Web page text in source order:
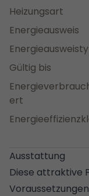
Heizungsart
Energieausweis
Gültig bis
ert
Ausstattung
Diese attraktive